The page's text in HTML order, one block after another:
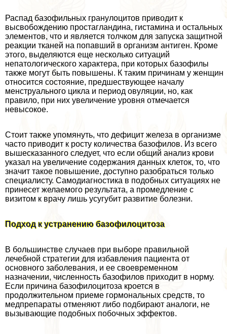
Распад базофильных гранулоцитов приводит к
высвобождению простагландина, гистамина и остальных
элементов, что и является толчком для запуска защитной
реакции тканей на попавший в организм антиген. Кроме
этого, выделяются еще несколько ситуаций
непатологического хаpaктера, при которых базофилы
также могут быть повышены. К таким причинам у женщин
относится состояние, предшествующее началу
мeнcтpуального цикла и период овуляции, но, как
правило, при них увеличение уровня отмечается
невысокое.
Стоит также упомянуть, что дефицит железа в организме
часто приводит к росту количества базофилов. Из всего
вышесказанного следует, что если общий анализ крови
указал на увеличение содержания данных клеток, то, что
значит такое повышение, доступно разобраться только
специалисту. Самодиагностика в подобных ситуациях не
принесет желаемого результата, а промедление с
визитом к врачу лишь усугубит развитие болезни.
Подход к устранению базофилоцитоза
В большинстве случаев при выборе правильной
лечебной стратегии для избавления пациента от
основного заболевания, и ее своевременном
назначении, численность базофилов приходит в норму.
Если причина базофилоцитоза кроется в
продолжительном приеме гормональных средств, то
медпрепараты отменяют либо подбирают аналоги, не
вызывающие подобных побочных эффектов.